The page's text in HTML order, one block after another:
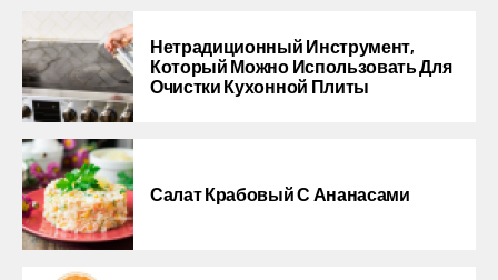
Нетрадиционный Инструмент,
Который Можно Использовать Для
Очистки Кухонной Плиты
Салат Крабовый С Ананасами